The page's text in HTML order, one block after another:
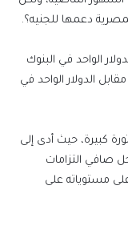
دعمها للجنيه؟.
جنيه مقابل الدولار الواحد في البنوك
يجري تداولها بحوالي 38 جنيه مقابل الدولار الواحد في
كبيرة، حيث أدى إلى
صافي التزامات
مستوياته على